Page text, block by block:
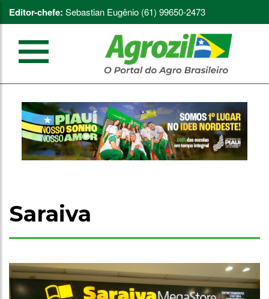
Editor-chefe: Sebastian Eugênio (61) 99650-2473
Saraiva